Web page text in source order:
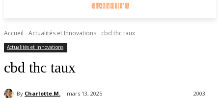
Accueil Actualités et Innovations cbd thc taux
Actualités et Innovations
cbd thc taux
By Charlotte.M. mars 13, 2025 2003